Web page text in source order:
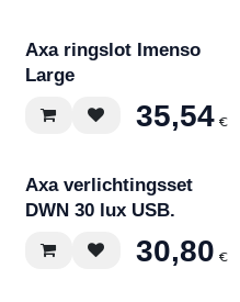
Axa ringslot Imenso
Large
35,54 €
Axa verlichtingsset
DWN 30 lux USB.
30,80 €